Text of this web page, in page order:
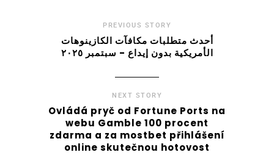
PREVIOUS STORY
أحدث متطلبات مكافآت الكازينوهات
الأمريكية بدون إيداع - سبتمبر ٢٠٢٥
NEXT STORY
Ovládá pryč od Fortune Ports na
webu Gamble 100 procent
zdarma a za mostbet přihlášení
online skutečnou hotovost